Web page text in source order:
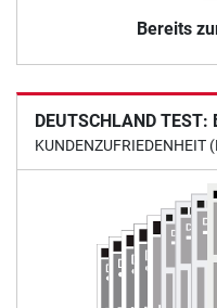
Bereits
DEUTSCHLAND TEST:
KUNDENZUFRIEDENHEIT